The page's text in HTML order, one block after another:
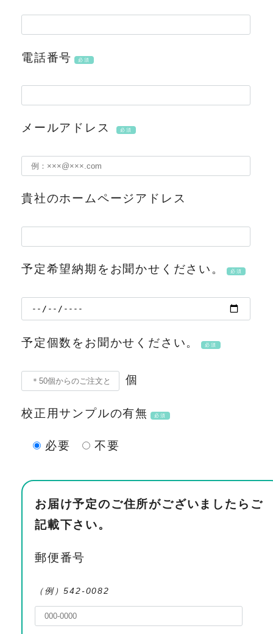
電話番号 必須
メールアドレス 必須
貴社のホームページアドレス
予定希望納期をお聞かせください。 必須
予定個数をお聞かせください。 必須
個
校正用サンプルの有無 必須
必要 不要
お届け予定のご住所がございましたらご
記載下さい。
郵便番号
（例）542-0082